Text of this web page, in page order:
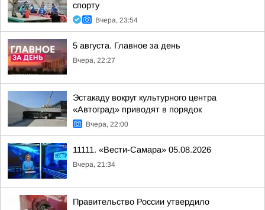
спорту
Вчера, 23:54
5 августа. Главное за день
Вчера, 22:27
Эстакаду вокруг культурного центра
«Автоград» приводят в порядок
Вчера, 22:00
11111. «Вести-Самара» 05.08.2026
Вчера, 21:34
Правительство России утвердило